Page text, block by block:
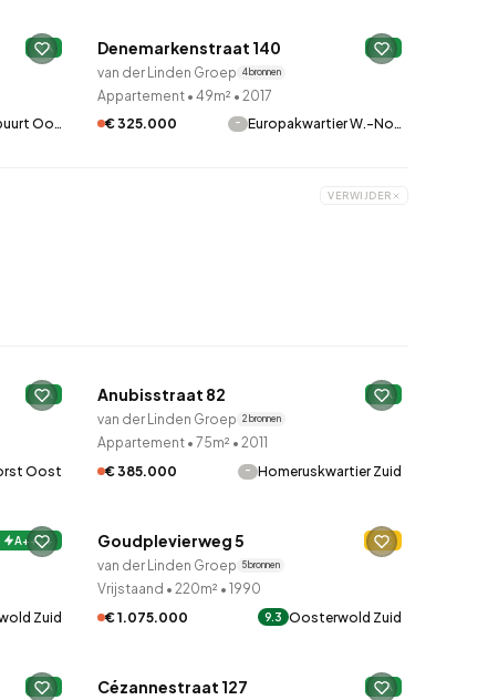
A
Oo…
Denemarkenstraat 140 A
van der Linden Groep 4 bronnen
Appartement • 49m² • 2017
€ 325.000
- Europakwartier W.-No…
VERWIJDER
A
Oost
Anubisstraat 82 A
van der Linden Groep 2 bronnen
Appartement • 75m² • 2011
€ 385.000
- Homeruskwartier Zuid
A++++
Zuid
Goudplevierweg 5 C
van der Linden Groep 5 bronnen
Vrijstaand • 220m² • 1990
€ 1.075.000
9.3 Oosterwold Zuid
A Cézannestraat 127 A